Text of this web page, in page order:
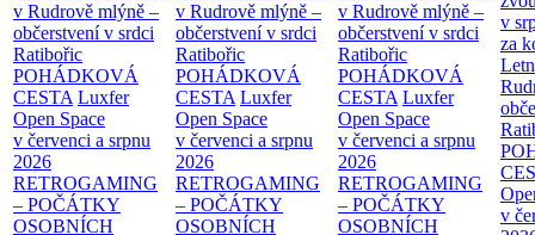
v Rudrově mlýně –
občerstvení v srdci
Ratibořic
POHÁDKOVÁ
CESTA Luxfer
Open Space
v červenci a srpnu
2026
RETROGAMING
– POČÁTKY
OSOBNÍCH
v Rudrově mlýně –
občerstvení v srdci
Ratibořic
POHÁDKOVÁ
CESTA Luxfer
Open Space
v červenci a srpnu
2026
RETROGAMING
– POČÁTKY
OSOBNÍCH
v Rudrově mlýně –
občerstvení v srdci
Ratibořic
POHÁDKOVÁ
CESTA Luxfer
Open Space
v červenci a srpnu
2026
RETROGAMING
– POČÁTKY
OSOBNÍCH
v
za
v